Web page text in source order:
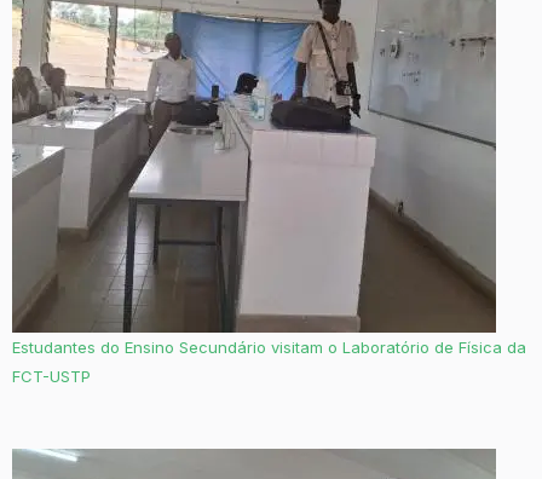
Estudantes do Ensino Secundário visitam o Laboratório de Física da
FCT-USTP